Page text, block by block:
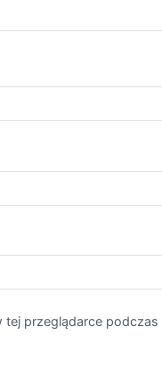
tej przeglądarce